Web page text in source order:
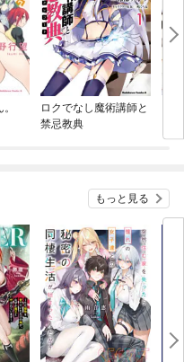
ロクでなし魔術講師と
禁忌教典
もっと見る